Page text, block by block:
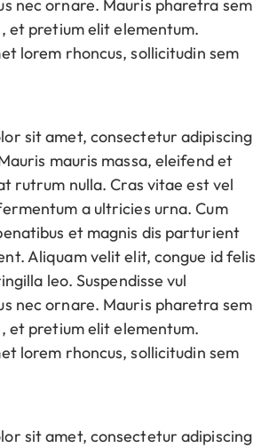
nec ornare. Mauris pharetra sem
et pretium elit elementum.
lorem rhoncus, sollicitudin sem
sit amet, consectetur adipiscing
mauris massa, eleifend et
rutrum nulla. Cras vitae est vel
a ultricies urna. Cum
et magnis dis parturient
Aliquam velit elit, congue id felis
leo. Suspendisse vul
nec ornare. Mauris pharetra sem
et pretium elit elementum.
lorem rhoncus, sollicitudin sem
sit amet, consectetur adipiscing